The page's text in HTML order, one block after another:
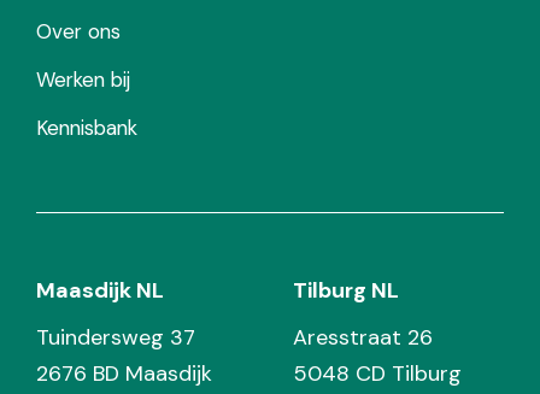
Over ons
Werken bij
Kennisbank
Maasdijk NL
Tuindersweg 37
2676 BD Maasdijk
Tilburg NL
Aresstraat 26
5048 CD Tilburg